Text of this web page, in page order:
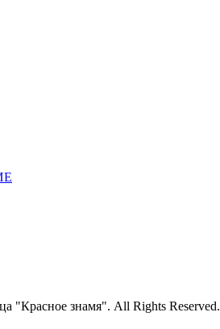
"Красное знамя". All Rights Reserved.